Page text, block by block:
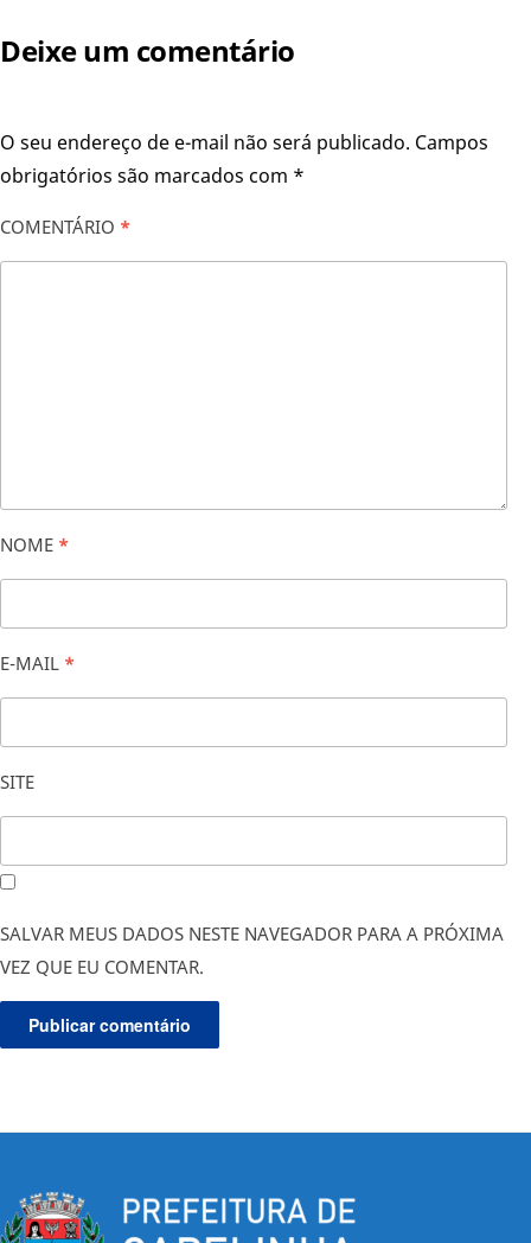
Deixe um comentário
O seu endereço de e-mail não será publicado. Campos
obrigatórios são marcados com *
COMENTÁRIO *
NOME *
E-MAIL *
SITE
SALVAR MEUS DADOS NESTE NAVEGADOR PARA A PRÓXIMA
VEZ QUE EU COMENTAR.